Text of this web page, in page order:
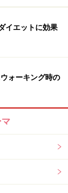
くと落ちやす
手軽に使用で
すい
イエットに効果
ォーキング時の